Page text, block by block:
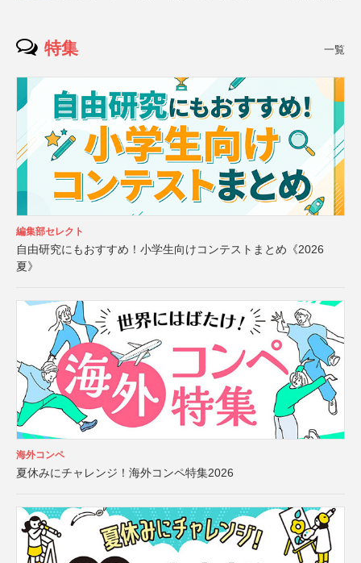
特集 一覧
編集部セレクト
自由研究にもおすすめ！小学生向けコンテストまとめ《2026
夏》
海外コンペ
夏休みにチャレンジ！海外コンペ特集2026